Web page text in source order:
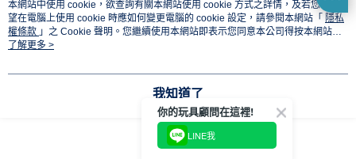
熱門標籤
本網站中使用 cookie，欲查詢有關本網站使用 cookie 方式之詳情，及若您不希
望在電腦上使用 cookie 時應如何變更電腦的 cookie 設定，請參閱本網站「 隱私
權條款 」之 Cookie 聲明。您繼續使用本網站即表示您同意本公司得按本網站使
用條款之 Cookie 聲明使用 cookie。
了解更多 >
我知道了
你的玩具顧問在這裡!
LINE我